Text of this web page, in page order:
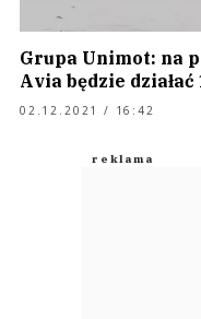
Grupa Unimot: na
Avia będzie
02.12.2021 / 16:42